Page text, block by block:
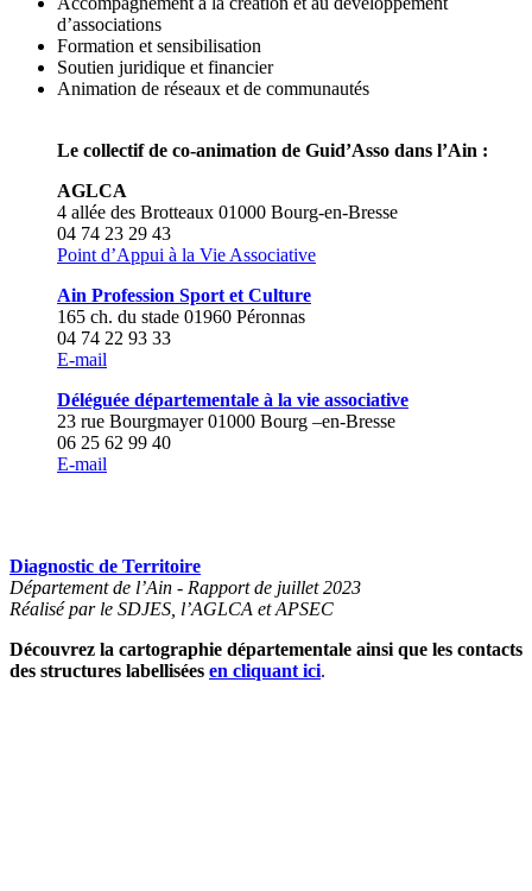
d’associations
Formation et sensibilisation
Soutien juridique et financier
Animation de réseaux et de communautés
Le collectif de co-animation de Guid’Asso dans l’Ain :
AGLCA
4 allée des Brotteaux 01000 Bourg-en-Bresse
04 74 23 29 43
Point d’Appui à la Vie Associative
Ain Profession Sport et Culture
165 ch. du stade 01960 Péronnas
04 74 22 93 33
E-mail
Déléguée départementale à la vie associative
23 rue Bourgmayer 01000 Bourg –en-Bresse
06 25 62 99 40
E-mail
Diagnostic de Territoire
Département de l’Ain - Rapport de juillet 2023
Réalisé par le SDJES, l’AGLCA et APSEC
Découvrez la cartographie départementale ainsi que les contacts
des structures labellisées en cliquant ici.